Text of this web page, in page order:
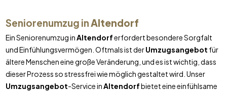
Seniorenumzug inAltendorf
Ein Seniorenumzug inAltendorferfordert besondere Sorgfalt
und Einfühlungsvermögen. Oftmals ist derUmzugsangebot für
ältere Menschen eine große Veränderung, und es ist wichtig, dass
dieser Prozess so stressfrei wie möglich gestaltet wird. Unser
Umzugsangebot-Service inAltendorfbietet eine einfühlsame